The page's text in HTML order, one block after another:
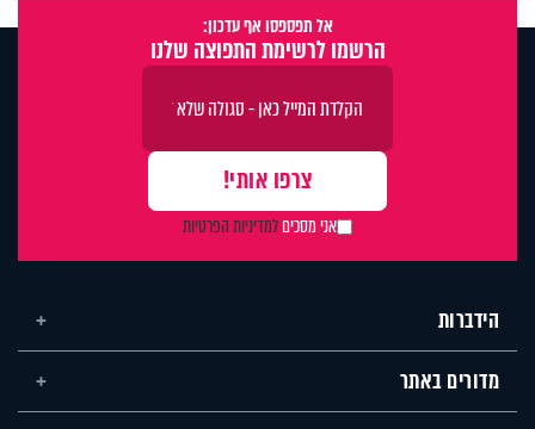
אל תפספסו אף עדכון:
הרשמו לרשימת התפוצה שלנו
אני מסכיםלמדיניות הפרטיות
הידברות
מדורים באתר